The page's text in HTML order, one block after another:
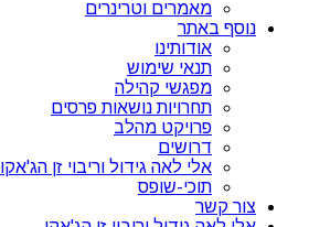
מאמרים וטרינרים
נוסף באתר
אודותינו
תנאי שימוש
מפגשי קהילה
תחרויות נושאות פרסים
פרויקט מהלב
דרושים
אלי לאה גידול וריבוי זן הג'אקו
תוכי-שופס
צור קשר